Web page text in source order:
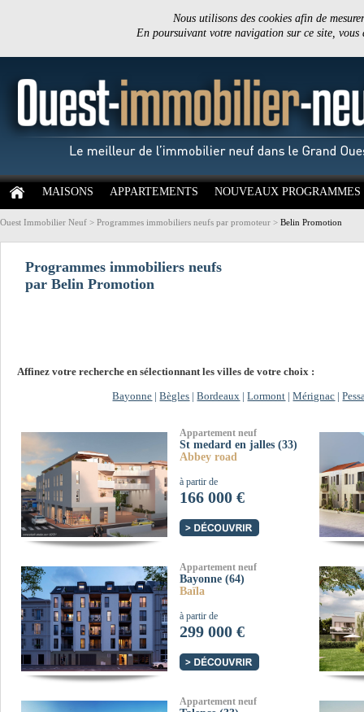
Nous utilisons des cookies afin de
En poursuivant votre navigation sur ce site,
MAISONS APPARTEMENTS NOUVEAUX PROGRAMMES
Ouest Immobilier Neuf > Programmes immobiliers neufs par promoteur > Belin Promotion
Programmes immobiliers neufs
par Belin Promotion
Affinez votre recherche en sélectionnant les villes de votre choix :
Bayonne |Bègles |Bordeaux |Lormont |Mérignac |
Appartement neuf
St medard en jalles (33)
Abbey road
à partir de
166 000 €
Appartement neuf
Bayonne (64)
Baïla
à partir de
299 000 €
Appartement neuf